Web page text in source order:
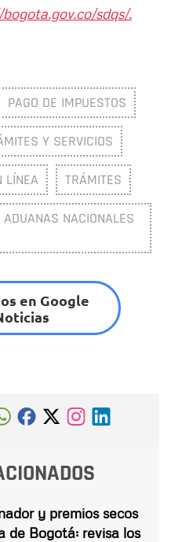
sdqs/.
PAGO DE IMPUESTOS
Y SERVICIOS
LÍNEA TRÁMITES
NACIONALES
en Google
y premios secos
de Bogotá: revisa los